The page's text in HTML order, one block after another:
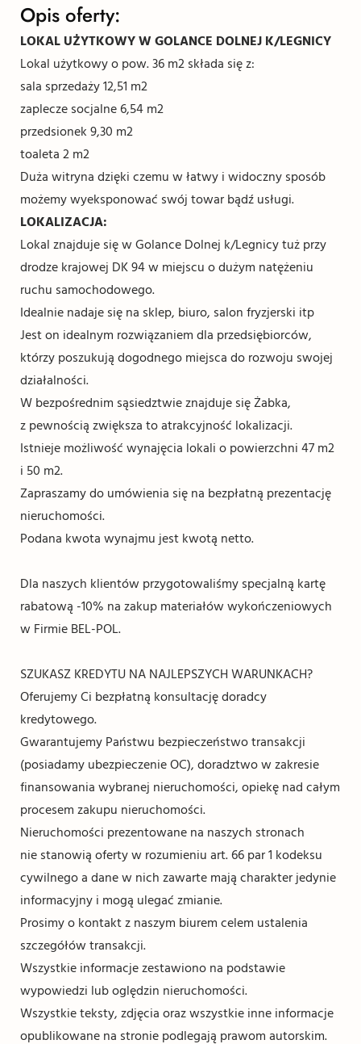
Opis oferty:
LOKAL UŻYTKOWY W GOLANCE DOLNEJ K/LEGNICY
Lokal użytkowy o pow. 36 m2 składa się z:
sala sprzedaży 12,51 m2
zaplecze socjalne 6,54 m2
przedsionek 9,30 m2
toaleta 2 m2
Duża witryna dzięki czemu w łatwy i widoczny sposób
możemy wyeksponować swój towar bądź usługi.
LOKALIZACJA:
Lokal znajduje się w Golance Dolnej k/Legnicy tuż przy
drodze krajowej DK 94 w miejscu o dużym natężeniu
ruchu samochodowego.
Idealnie nadaje się na sklep, biuro, salon fryzjerski itp
Jest on idealnym rozwiązaniem dla przedsiębiorców,
którzy poszukują dogodnego miejsca do rozwoju swojej
działalności.
W bezpośrednim sąsiedztwie znajduje się Żabka,
z pewnością zwiększa to atrakcyjność lokalizacji.
Istnieje możliwość wynajęcia lokali o powierzchni 47 m2
i 50 m2.
Zapraszamy do umówienia się na bezpłatną prezentację
nieruchomości.
Podana kwota wynajmu jest kwotą netto.
Dla naszych klientów przygotowaliśmy specjalną kartę
rabatową -10% na zakup materiałów wykończeniowych
w Firmie BEL-POL.
SZUKASZ KREDYTU NA NAJLEPSZYCH WARUNKACH?
Oferujemy Ci bezpłatną konsultację doradcy
kredytowego.
Gwarantujemy Państwu bezpieczeństwo transakcji
(posiadamy ubezpieczenie OC), doradztwo w zakresie
finansowania wybranej nieruchomości, opiekę nad całym
procesem zakupu nieruchomości.
Nieruchomości prezentowane na naszych stronach
nie stanowią oferty w rozumieniu art. 66 par 1 kodeksu
cywilnego a dane w nich zawarte mają charakter jedynie
informacyjny i mogą ulegać zmianie.
Prosimy o kontakt z naszym biurem celem ustalenia
szczegółów transakcji.
Wszystkie informacje zestawiono na podstawie
wypowiedzi lub oględzin nieruchomości.
Wszystkie teksty, zdjęcia oraz wszystkie inne informacje
opublikowane na stronie podlegają prawom autorskim.